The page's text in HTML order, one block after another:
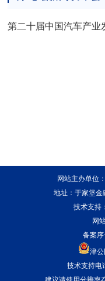
网站主办单位
地址：于家堡金
技术支持
网
备案
津公
技术支持电